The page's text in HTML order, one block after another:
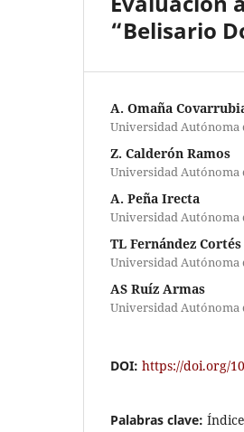
“Belisario
A. Omaña
Universidad Autónoma
Z. Calderón Ramos
Universidad Autónoma
A. Peña Irecta
Universidad Autónoma
TL Fernández Cortés
Universidad Autónoma
AS Ruíz Armas
Universidad Autónoma
DOI: https://doi.org/
Palabras clave: